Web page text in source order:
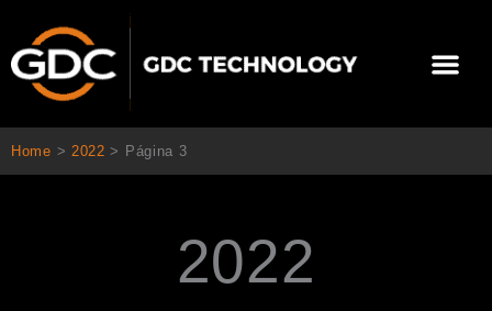
contenido
Home > 2022 > Página 3
2022